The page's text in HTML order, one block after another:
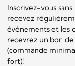
Inscrivez-vous
recevez
événements et les
recevrez un bon
(commande
fort)!